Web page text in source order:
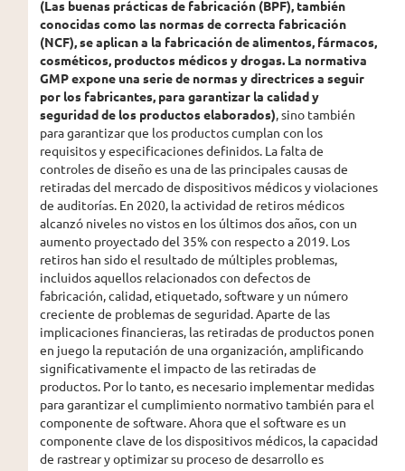
(Las buenas prácticas de fabricación (BPF), también
conocidas como las normas de correcta fabricación
(NCF), se aplican a la fabricación de alimentos, fármacos,
cosméticos, productos médicos y drogas. La normativa
GMP expone una serie de normas y directrices a seguir
por los fabricantes, para garantizar la calidad y
seguridad de los productos elaborados), sino también
para garantizar que los productos cumplan con los
requisitos y especificaciones definidos. La falta de
controles de diseño es una de las principales causas de
retiradas del mercado de dispositivos médicos y violaciones
de auditorías. En 2020, la actividad de retiros médicos
alcanzó niveles no vistos en los últimos dos años, con un
aumento proyectado del 35% con respecto a 2019. Los
retiros han sido el resultado de múltiples problemas,
incluidos aquellos relacionados con defectos de
fabricación, calidad, etiquetado, software y un número
creciente de problemas de seguridad. Aparte de las
implicaciones financieras, las retiradas de productos ponen
en juego la reputación de una organización, amplificando
significativamente el impacto de las retiradas de
productos. Por lo tanto, es necesario implementar medidas
para garantizar el cumplimiento normativo también para el
componente de software. Ahora que el software es un
componente clave de los dispositivos médicos, la capacidad
de rastrear y optimizar su proceso de desarrollo es